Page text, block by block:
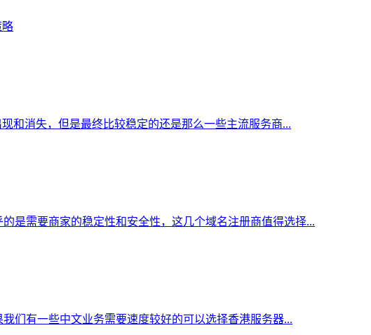
略
和消失，但是最终比较稳定的还是那么一些主流服务商...
是需要商家的稳定性和安全性，这几个域名注册商值得选择...
们有一些中文业务需要速度较好的可以选择香港服务器...